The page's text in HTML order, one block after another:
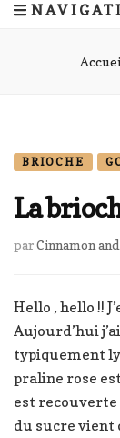
BRIOCHE
La
parCinnamon
Hello , hello !!
Aujourd’hui
typiquement
praline rose
est recouverte
du sucre vient